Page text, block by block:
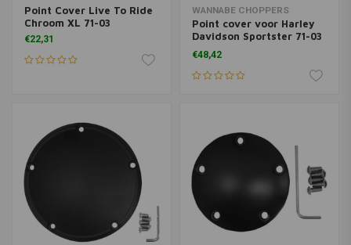
Point Cover Live To Ride
Chroom XL 71-03
€22,31
WANNABE CHOPPERS
Point cover voor Harley
Davidson Sportster 71-03
XL
€48,42